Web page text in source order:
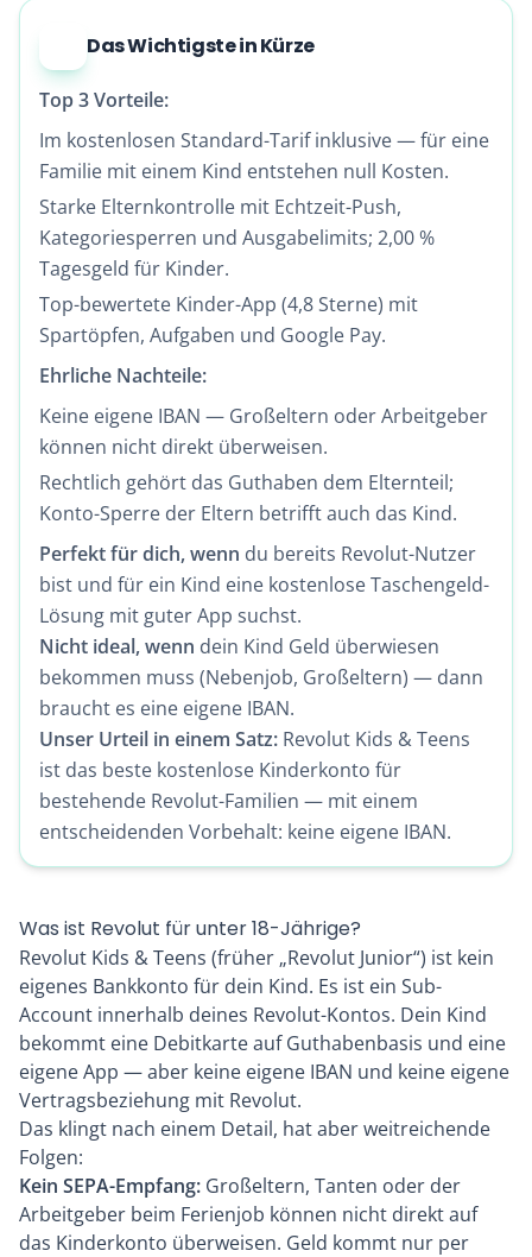
Das Wichtigste in Kürze
Top 3 Vorteile:
Im kostenlosen Standard-Tarif inklusive — für eine
Familie mit einem Kind entstehen null Kosten.
Starke Elternkontrolle mit Echtzeit-Push,
Kategoriesperren und Ausgabelimits; 2,00 %
Tagesgeld für Kinder.
Top-bewertete Kinder-App (4,8 Sterne) mit
Spartöpfen, Aufgaben und Google Pay.
Ehrliche Nachteile:
Keine eigene IBAN — Großeltern oder Arbeitgeber
können nicht direkt überweisen.
Rechtlich gehört das Guthaben dem Elternteil;
Konto-Sperre der Eltern betrifft auch das Kind.
Perfekt für dich, wenn du bereits Revolut-Nutzer
bist und für ein Kind eine kostenlose Taschengeld-
Lösung mit guter App suchst.
Nicht ideal, wenn dein Kind Geld überwiesen
bekommen muss (Nebenjob, Großeltern) — dann
braucht es eine eigene IBAN.
Unser Urteil in einem Satz: Revolut Kids & Teens
ist das beste kostenlose Kinderkonto für
bestehende Revolut-Familien — mit einem
entscheidenden Vorbehalt: keine eigene IBAN.
Was ist Revolut für unter 18-Jährige?
Revolut Kids & Teens (früher „Revolut Junior“) ist kein
eigenes Bankkonto für dein Kind. Es ist ein Sub-
Account innerhalb deines Revolut-Kontos. Dein Kind
bekommt eine Debitkarte auf Guthabenbasis und eine
eigene App — aber keine eigene IBAN und keine eigene
Vertragsbeziehung mit Revolut.
Das klingt nach einem Detail, hat aber weitreichende
Folgen:
Kein SEPA-Empfang: Großeltern, Tanten oder der
Arbeitgeber beim Ferienjob können nicht direkt auf
das Kinderkonto überweisen. Geld kommt nur per